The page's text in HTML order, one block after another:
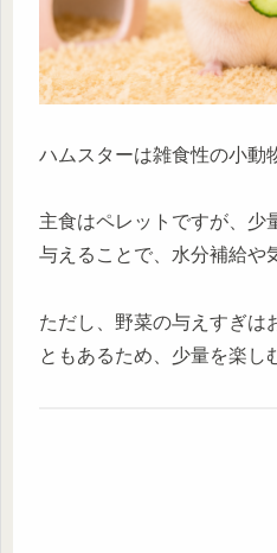
ハムスターは雑食性の小動
主食はペレットですが、少
与えることで、水分補給や
ただし、野菜の与えすぎは
ともあるため、少量を楽し